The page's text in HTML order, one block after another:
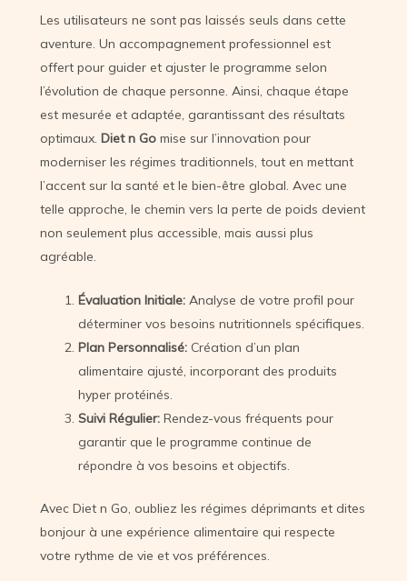
Les utilisateurs ne sont pas laissés seuls dans cette
aventure. Un accompagnement professionnel est
offert pour guider et ajuster le programme selon
l’évolution de chaque personne. Ainsi, chaque étape
est mesurée et adaptée, garantissant des résultats
optimaux. Diet n Go mise sur l’innovation pour
moderniser les régimes traditionnels, tout en mettant
l’accent sur la santé et le bien-être global. Avec une
telle approche, le chemin vers la perte de poids devient
non seulement plus accessible, mais aussi plus
agréable.
Évaluation Initiale: Analyse de votre profil pour
déterminer vos besoins nutritionnels spécifiques.
Plan Personnalisé: Création d’un plan
alimentaire ajusté, incorporant des produits
hyper protéinés.
Suivi Régulier: Rendez-vous fréquents pour
garantir que le programme continue de
répondre à vos besoins et objectifs.
Avec Diet n Go, oubliez les régimes déprimants et dites
bonjour à une expérience alimentaire qui respecte
votre rythme de vie et vos préférences.